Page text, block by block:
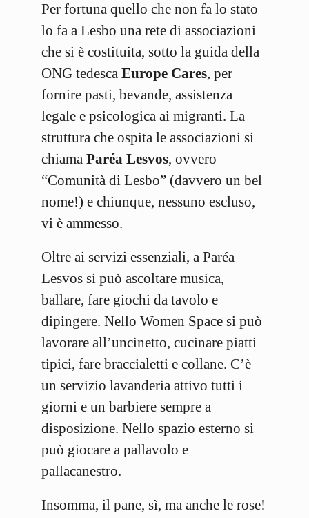
Per fortuna quello che non fa lo stato
lo fa a Lesbo una rete di associazioni
che si è costituita, sotto la guida della
ONG tedesca Europe Cares, per
fornire pasti, bevande, assistenza
legale e psicologica ai migranti. La
struttura che ospita le associazioni si
chiama Paréa Lesvos, ovvero
“Comunità di Lesbo” (davvero un bel
nome!) e chiunque, nessuno escluso,
vi è ammesso.
Oltre ai servizi essenziali, a Paréa
Lesvos si può ascoltare musica,
ballare, fare giochi da tavolo e
dipingere. Nello Women Space si può
lavorare all’uncinetto, cucinare piatti
tipici, fare braccialetti e collane. C’è
un servizio lavanderia attivo tutti i
giorni e un barbiere sempre a
disposizione. Nello spazio esterno si
può giocare a pallavolo e
pallacanestro.
Insomma, il pane, sì, ma anche le rose!